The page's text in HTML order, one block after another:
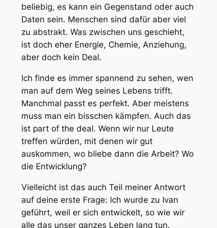
beliebig, es kann ein Gegenstand oder auch
Daten sein. Menschen sind dafür aber viel
zu abstrakt. Was zwischen uns geschieht,
ist doch eher Energie, Chemie, Anziehung,
aber doch kein Deal.
Ich finde es immer spannend zu sehen, wen
man auf dem Weg seines Lebens trifft.
Manchmal passt es perfekt. Aber meistens
muss man ein bisschen kämpfen. Auch das
ist part of the deal. Wenn wir nur Leute
treffen würden, mit denen wir gut
auskommen, wo bliebe dann die Arbeit? Wo
die Entwicklung?
Vielleicht ist das auch Teil meiner Antwort
auf deine erste Frage: Ich wurde zu Ivan
geführt, weil er sich entwickelt, so wie wir
alle das unser ganzes Leben lang tun.